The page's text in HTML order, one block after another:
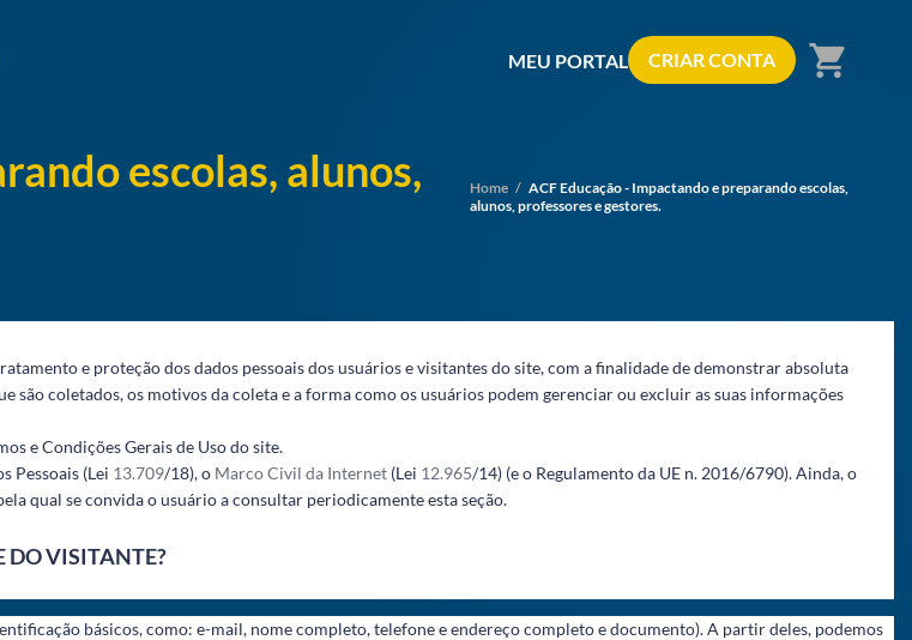
MEU PORTAL CRIAR CONTA shopping_cart
escolas, alunos,
Home/ ACF Educação - Impactando e preparando escolas,
alunos, professores e gestores.
e proteção dos dados pessoais dos usuários e visitantes do site, com a finalidade de demonstrar absoluta
são coletados, os motivos da coleta e a forma como os usuários podem gerenciar ou excluir as suas informações
e Condições Gerais de Uso do site.
Pessoais (Lei 13.709/18), o Marco Civil da Internet (Lei 12.965/14) (e o Regulamento da UE n. 2016/6790). Ainda, o
qual se convida o usuário a consultar periodicamente esta seção.
DO VISITANTE?
básicos, como: e-mail, nome completo, telefone e endereço completo e documento). A partir deles, podemos